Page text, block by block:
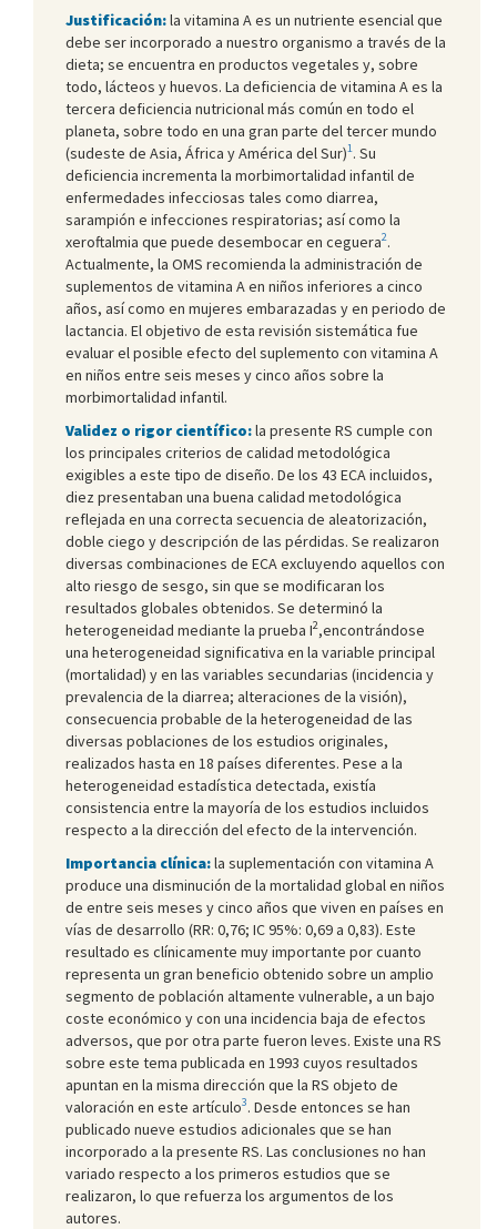
Justificación:la vitamina A es un nutriente esencial que
debe ser incorporado a nuestro organismo a través de la
dieta; se encuentra en productos vegetales y, sobre
todo, lácteos y huevos. La deficiencia de vitamina A es la
tercera deficiencia nutricional más común en todo el
planeta, sobre todo en una gran parte del tercer mundo
(sudeste de Asia, África y América del Sur)1. Su
deficiencia incrementa la morbimortalidad infantil de
enfermedades infecciosas tales como diarrea,
sarampión e infecciones respiratorias; así como la
xeroftalmia que puede desembocar en ceguera2.
Actualmente, la OMS recomienda la administración de
suplementos de vitamina A en niños inferiores a cinco
años, así como en mujeres embarazadas y en periodo de
lactancia. El objetivo de esta revisión sistemática fue
evaluar el posible efecto del suplemento con vitamina A
en niños entre seis meses y cinco años sobre la
morbimortalidad infantil.
Validez o rigor científico:la presente RS cumple con
los principales criterios de calidad metodológica
exigibles a este tipo de diseño. De los 43 ECA incluidos,
diez presentaban una buena calidad metodológica
reflejada en una correcta secuencia de aleatorización,
doble ciego y descripción de las pérdidas. Se realizaron
diversas combinaciones de ECA excluyendo aquellos con
alto riesgo de sesgo, sin que se modificaran los
resultados globales obtenidos. Se determinó la
heterogeneidad mediante la prueba I2,encontrándose
una heterogeneidad significativa en la variable principal
(mortalidad) y en las variables secundarias (incidencia y
prevalencia de la diarrea; alteraciones de la visión),
consecuencia probable de la heterogeneidad de las
diversas poblaciones de los estudios originales,
realizados hasta en 18 países diferentes. Pese a la
heterogeneidad estadística detectada, existía
consistencia entre la mayoría de los estudios incluidos
respecto a la dirección del efecto de la intervención.
Importancia clínica:la suplementación con vitamina A
produce una disminución de la mortalidad global en niños
de entre seis meses y cinco años que viven en países en
vías de desarrollo (RR: 0,76; IC 95%: 0,69 a 0,83). Este
resultado es clínicamente muy importante por cuanto
representa un gran beneficio obtenido sobre un amplio
segmento de población altamente vulnerable, a un bajo
coste económico y con una incidencia baja de efectos
adversos, que por otra parte fueron leves. Existe una RS
sobre este tema publicada en 1993 cuyos resultados
apuntan en la misma dirección que la RS objeto de
valoración en este artículo3. Desde entonces se han
publicado nueve estudios adicionales que se han
incorporado a la presente RS. Las conclusiones no han
variado respecto a los primeros estudios que se
realizaron, lo que refuerza los argumentos de los
autores.